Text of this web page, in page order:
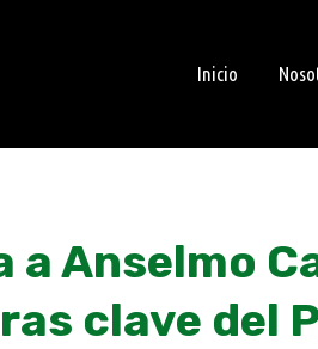
Inicio
Anselmo
clave del